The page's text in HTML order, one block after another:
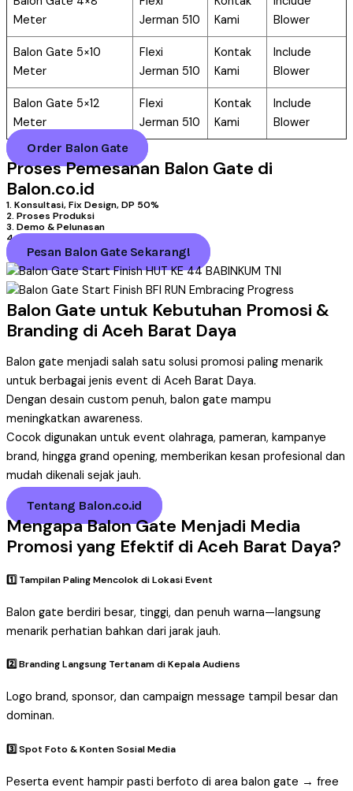
Meter
Jerman 510
Kami
Blower
Balon Gate 5×10
Meter
Flexi
Jerman 510
Kontak
Kami
Include
Blower
Balon Gate 5×12
Meter
Flexi
Jerman 510
Kontak
Kami
Include
Blower
Order Balon Gate
Proses Pemesanan Balon Gate di
Balon.co.id
1. Konsultasi, Fix Design, DP 50%
2. Proses Produksi
3. Demo & Pelunasan
4. Pengiriman
Pesan Balon Gate Sekarang!
Balon Gate untuk Kebutuhan Promosi &
Branding di Aceh Barat Daya
Balon gate menjadi salah satu solusi promosi paling menarik
untuk berbagai jenis event di Aceh Barat Daya.
Dengan desain custom penuh, balon gate mampu
meningkatkan awareness.
Cocok digunakan untuk event olahraga, pameran, kampanye
brand, hingga grand opening, memberikan kesan profesional dan
mudah dikenali sejak jauh.
Tentang Balon.co.id
Mengapa Balon Gate Menjadi Media
Promosi yang Efektif di Aceh Barat Daya?
1️⃣ Tampilan Paling Mencolok di Lokasi Event
Balon gate berdiri besar, tinggi, dan penuh warna—langsung
menarik perhatian bahkan dari jarak jauh.
2️⃣ Branding Langsung Tertanam di Kepala Audiens
Logo brand, sponsor, dan campaign message tampil besar dan
dominan.
3️⃣ Spot Foto & Konten Sosial Media
Peserta event hampir pasti berfoto di area balon gate → free